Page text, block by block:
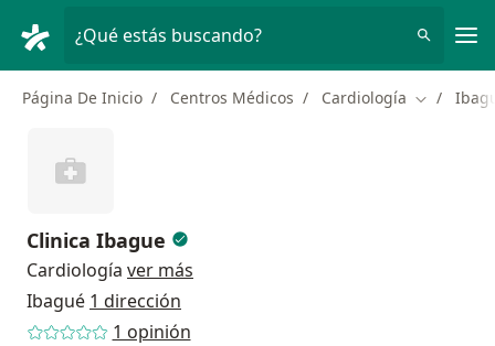
¿Qué estás buscando?
Página De Inicio Centros Médicos Cardiología Cambiar
Clinica Ibague
Cardiología ver más
Ibagué 1 dirección
1 opinión